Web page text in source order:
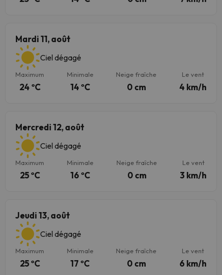
Mardi 11, août
Ciel dégagé
Maximum
24 ºC
Minimale
14 ºC
Neige fraîche
0 cm
Le vent
4 km/h
Mercredi 12, août
Ciel dégagé
Maximum
25 ºC
Minimale
16 ºC
Neige fraîche
0 cm
Le vent
3 km/h
Jeudi 13, août
Ciel dégagé
Maximum
25 ºC
Minimale
17 ºC
Neige fraîche
0 cm
Le vent
6 km/h